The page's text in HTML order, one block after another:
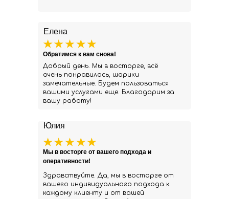
Юлия
Здравствуйте. Да, мы в восторге от
вашего индивидуального подхода к
каждому клиенту и от вашей
Мы в восторге от вашего подхода и
оперативности!
Елена
Добрый день. Мы в восторге, всё
очень понравилось, шарики
замечательные. Будем пользоваться
вашими услугами еще. Благодарим за
вашу работу!
Обратимся к вам снова!